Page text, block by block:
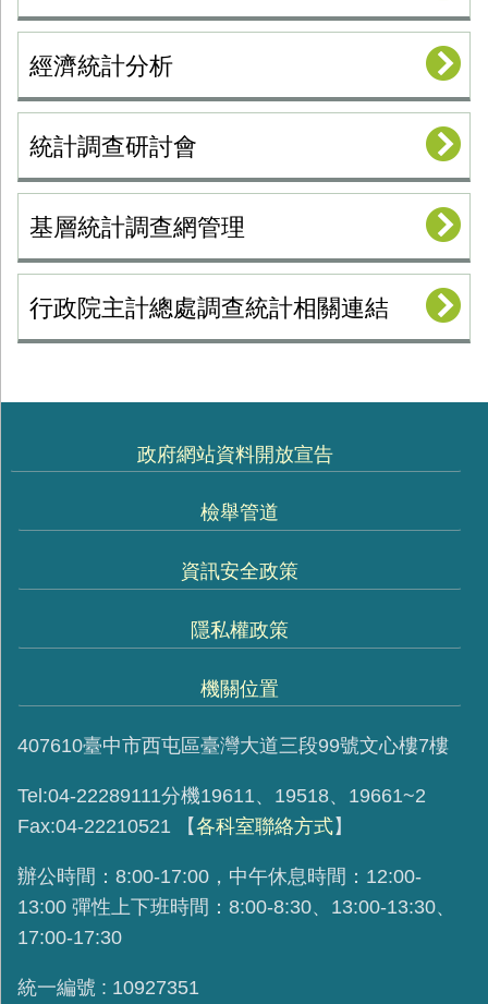
經濟統計分析
統計調查研討會
基層統計調查網管理
行政院主計總處調查統計相關連結
政府網站資料開放宣告
檢舉管道
資訊安全政策
隱私權政策
機關位置
407610臺中市西屯區臺灣大道三段99號文心樓7樓
Tel:04-22289111分機19611、19518、19661~2
Fax:04-22210521
【各科室聯絡方式】
辦公時間：8:00-17:00，中午休息時間：12:00-
13:00 彈性上下班時間：8:00-8:30、13:00-13:30、
17:00-17:30
統一編號 : 10927351